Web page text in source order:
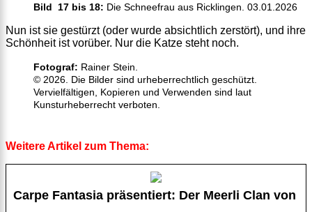
Bild 17 bis 18: Die Schneefrau aus Ricklingen. 03.01.2026
Nun ist sie gestürzt (oder wurde absichtlich zerstört), und ihre
Schönheit ist vorüber. Nur die Katze steht noch.
Fotograf: Rainer Stein.
© 2026. Die Bilder sind urheberrechtlich geschützt.
Vervielfältigen, Kopieren und Verwenden sind laut
Kunsturheberrecht verboten.
Weitere Artikel zum Thema:
Carpe Fantasia präsentiert: Der Meerli Clan von